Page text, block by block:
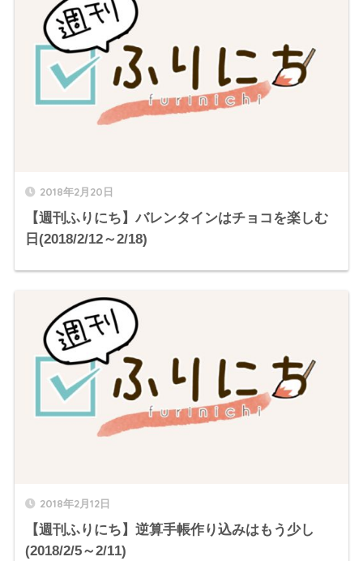
2018年2月20日
【週刊ふりにち】バレンタインはチョコを楽しむ
日(2018/2/12～2/18)
2018年2月12日
【週刊ふりにち】逆算手帳作り込みはもう少し
(2018/2/5～2/11)